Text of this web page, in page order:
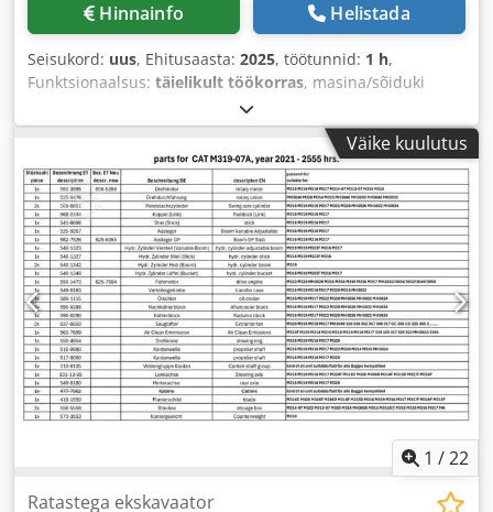
Hinnainfo Helistada
Seisukord: uus, Ehitusaasta: 2025, töötunnid: 1 h,
Funktsionaalsus: täielikult töökorras, masina/sõiduki
, sisendtüüpi vool:
Varustus:CE-märgistus,
Väike kuulutus
1 /22
Ratastega ekskavaator